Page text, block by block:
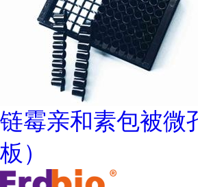
链霉亲和素包被微
板）